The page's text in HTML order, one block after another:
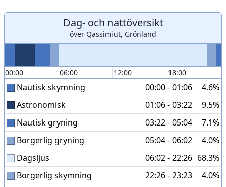
Dag- och nattöversikt
över Qassimiut, Grönland
00:00 06:00 12:00 18:00
Nautisk skymning 00:00 - 01:06
4.6%
Astronomisk
01:06 - 03:22
9.5%
Nautisk gryning
03:22 - 05:04
7.1%
Borgerlig gryning
05:04 - 06:02
4.0%
Dagsljus
06:02 - 22:26 68.3%
Borgerlig skymning
22:26 - 23:23
4.0%